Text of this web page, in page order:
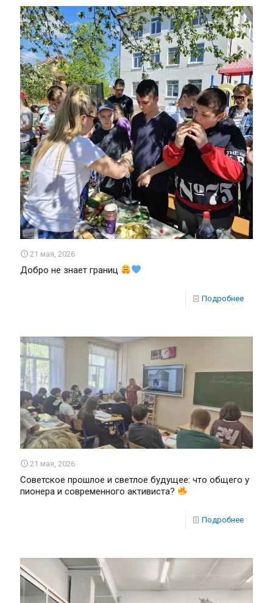
21 мая, 2026
Добро не знает границ
Подробнее
21 мая, 2026
Советское прошлое и светлое будущее: что общего у
пионера и современного активиста?
Подробнее